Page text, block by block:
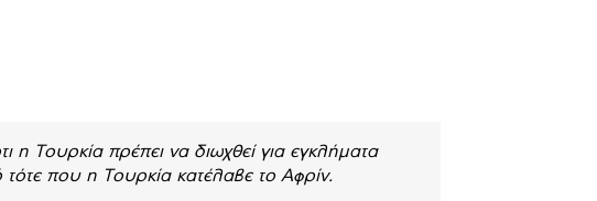
Τουρκία πρέπει να διωχθεί για εγκλήματα
που η Τουρκία κατέλαβε το Αφρίν.